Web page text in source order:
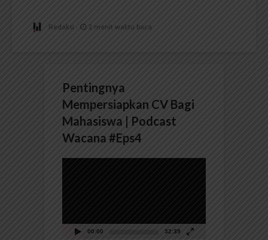
Redaksi 2 menit waktu baca
Pentingnya
Mempersiapkan CV Bagi
Mahasiswa | Podcast
Wacana #Eps4
00:00 32:39